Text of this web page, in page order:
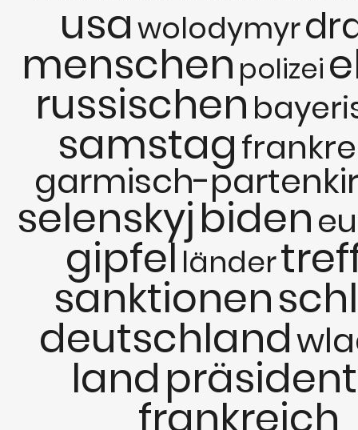
usawolodymyr
menschenpolizei
russischen
samstag
garmisch-
selenskyjbiden
gipfel länder
sanktionen
deutschland
land
frankreich